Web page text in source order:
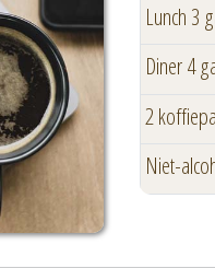
Lunch 3
Diner 4
2
Niet-